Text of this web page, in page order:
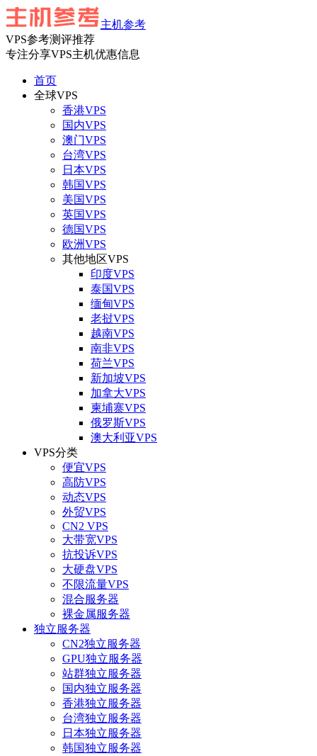
主机参考
VPS参考测评推荐
专注分享VPS主机优惠信息
首页
全球VPS
香港VPS
国内VPS
澳门VPS
台湾VPS
日本VPS
韩国VPS
美国VPS
英国VPS
德国VPS
欧洲VPS
其他地区VPS
印度VPS
泰国VPS
缅甸VPS
老挝VPS
越南VPS
南非VPS
荷兰VPS
新加坡VPS
加拿大VPS
柬埔寨VPS
俄罗斯VPS
澳大利亚VPS
VPS分类
便宜VPS
高防VPS
动态VPS
外贸VPS
CN2 VPS
大带宽VPS
抗投诉VPS
大硬盘VPS
不限流量VPS
混合服务器
裸金属服务器
独立服务器
CN2独立服务器
GPU独立服务器
站群独立服务器
国内独立服务器
香港独立服务器
台湾独立服务器
日本独立服务器
韩国独立服务器